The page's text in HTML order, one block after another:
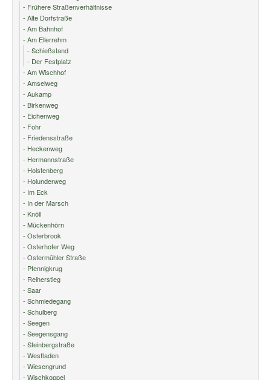
- Frühere Straßenverhältnisse
- Alte Dorfstraße
- Am Bahnhof
- Am Ellerrehm
- Schießstand
- Der Festplatz
- Am Wischhof
- Amselweg
- Aukamp
- Birkenweg
- Eichenweg
- Fohr
- Friedensstraße
- Heckenweg
- Hermannstraße
- Holstenberg
- Holunderweg
- Im Eck
- In der Marsch
- Knöll
- Mückenhörn
- Osterbrook
- Osterhofer Weg
- Ostermühler Straße
- Pfennigkrug
- Reiherstieg
- Saar
- Schmiedegang
- Schulberg
- Seegen
- Seegensgang
- Steinbergstraße
- Wesfladen
- Wiesengrund
- Wischkoppel